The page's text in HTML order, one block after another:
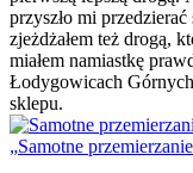
przyszło mi
zjeżdżałem też drogą,
miałem namiastkę
Łodygowicach
sklepu.
Samotne